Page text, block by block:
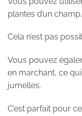
plantes d’un
Cela n’est pas
Vous pouvez
en marchant, ce
jumelles.
C’est parfait pour